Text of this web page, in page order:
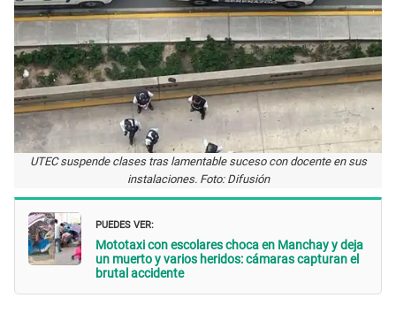
UTEC suspende clases tras lamentable suceso con docente en sus
instalaciones. Foto: Difusión
PUEDES VER:
Mototaxi con escolares choca en Manchay y deja
un muerto y varios heridos: cámaras capturan el
brutal accidente